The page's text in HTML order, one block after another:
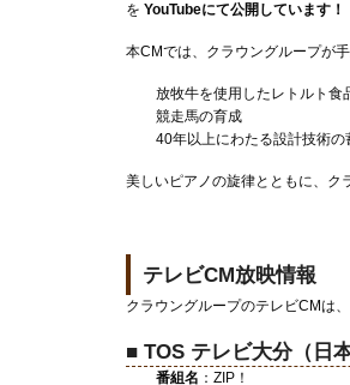
を YouTubeにて公開しています！
本CMでは、クラウングループが
放牧牛を使用したレトルト食
競走馬の育成
40年以上にわたる設計技術の
美しいピアノの旋律とともに、ク
テレビCM放映情報
クラウングループのテレビCMは
■ TOS テレビ大分（日
番組名 ：ZIP！